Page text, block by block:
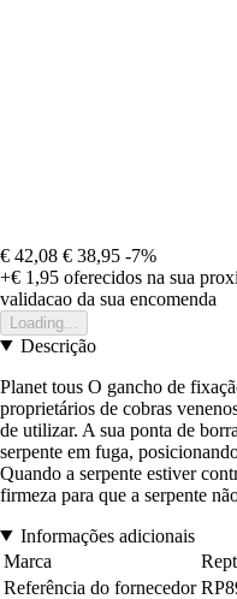
€ 42,08 € 38,95 -7%
+€ 1,95 oferecidos na sua
validacao da sua encomenda
Loading...
Descrição
Planet tous O gancho de
proprietários de cobras
de utilizar. A sua ponta de
serpente em fuga,
Quando a serpente estiver
firmeza para que a serpente
Informações adicionais
Marca
Referência do fornecedor